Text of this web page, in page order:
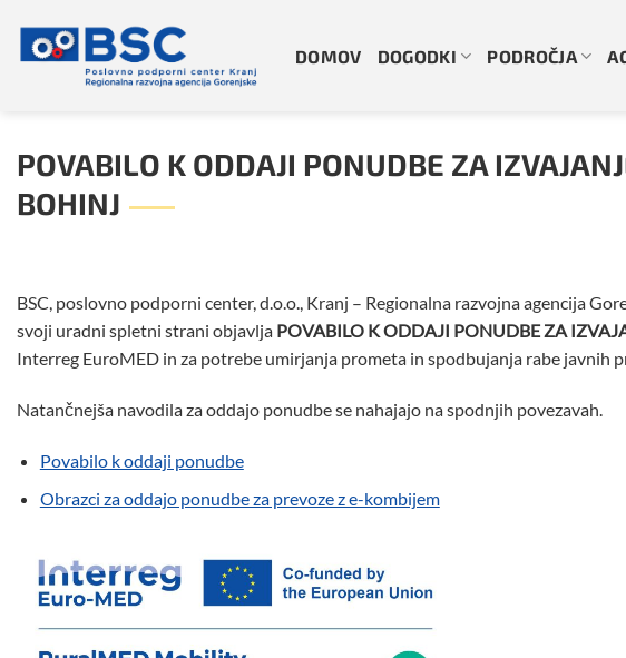
vsebino
DOMOV DOGODKI PODROČJA
POVABILO K ODDAJI PONUDBE ZA
BOHINJ
BSC, poslovno podporni center, d.o.o., Kranj – Regionalna razvojna agencija
svoji uradni spletni strani objavlja POVABILO K ODDAJI PONUDBE ZA
Interreg EuroMED in za potrebe umirjanja prometa in spodbujanja rabe javnih
Natančnejša navodila za oddajo ponudbe se nahajajo na spodnjih povezavah.
Povabilo k oddaji ponudbe
Obrazci za oddajo ponudbe za prevoze z e-kombijem